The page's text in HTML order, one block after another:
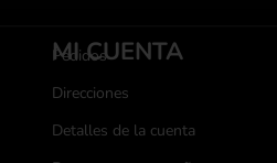
MI CUENTA
Pedidos
Direcciones
Detalles de la cuenta